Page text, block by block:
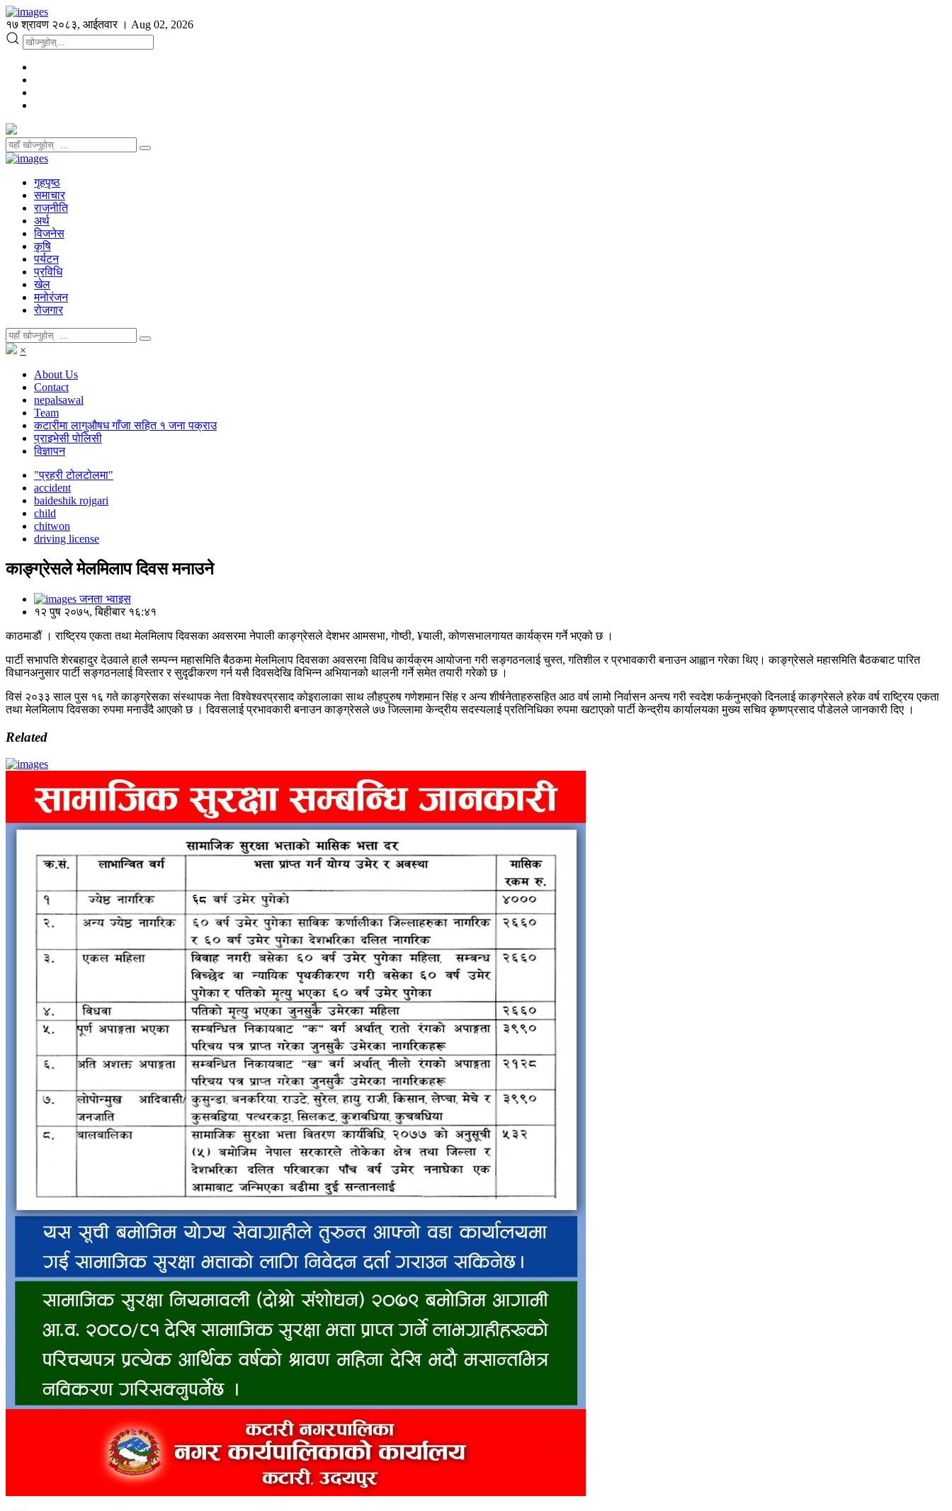
१७ श्रावण २०८३, आईतवार । Aug 02, 2026
गृहपृष्ठ
समाचार
राजनीति
अर्थ
विजनेस
कृषि
पर्यटन
प्रविधि
खेल
मनोरंजन
रोजगार
×
About Us
Contact
nepalsawal
Team
कटारीमा लागुऔषध गाँजा सहित १ जना पक्राउ
प्राइभेसी पोलिसी
विज्ञापन
"प्रहरी टोलटोलमा"
accident
baideshik rojgari
child
chitwon
driving license
काङ्ग्रेसले मेलमिलाप दिवस मनाउने
जनता भ्वाइस
१२ पुष २०७५, बिहीबार १६:४१
काठमाडौं । राष्ट्रिय एकता तथा मेलमिलाप दिवसका अवसरमा नेपाली काङ्ग्रेसले देशभर आमसभा, गोष्ठी, ¥याली, कोणसभालगायत कार्यक्रम गर्ने भएको छ ।
पार्टी सभापति शेरबहादुर देउवाले हालै सम्पन्न महासमिति बैठकमा मेलमिलाप दिवसका अवसरमा विविध कार्यक्रम आयोजना गरी सङ्गठनलाई चुस्त, गतिशील र प्रभावकारी बनाउन आह्वान गरेका थिए। काङ्ग्रेसले महासमिति बैठकबाट पारित
विधानअनुसार पार्टी सङ्गठनलाई विस्तार र सुदृढीकरण गर्न यसै दिवसदेखि विभिन्न अभियानको थालनी गर्ने समेत तयारी गरेको छ ।
विसं २०३३ साल पुस १६ गते काङ्ग्रेसका संस्थापक नेता विश्वेश्वरप्रसाद कोइरालाका साथ लौहपुरुष गणेशमान सिंह र अन्य शीर्षनेताहरुसहित आठ वर्ष लामो निर्वासन अन्त्य गरी स्वदेश फर्कनुभएको दिनलाई काङ्ग्रेसले हरेक वर्ष राष्ट्रिय एकता
तथा मेलमिलाप दिवसका रुपमा मनाउँदै आएको छ । दिवसलाई प्रभावकारी बनाउन काङ्ग्रेसले ७७ जिल्लामा केन्द्रीय सदस्यलाई प्रतिनिधिका रुपमा खटाएको पार्टी केन्द्रीय कार्यालयका मुख्य सचिव कृष्णप्रसाद पौडेलले जानकारी दिए ।
Related